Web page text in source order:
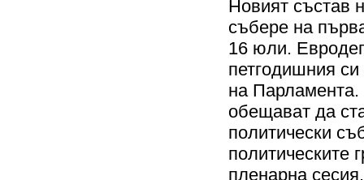
Новият състав
събере на
16 юли.
петгодишния
на Парламента.
обещават да
политически
политическите
пленарна